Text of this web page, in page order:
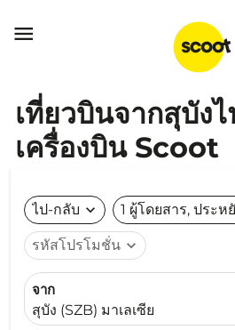

เที่ยวบินจากสุบัง
เครื่องบิน Scoot
ไป-กลับ expand_more 1 ผู้โดยสาร, ประห
รหัสโปรโมชั่น expand_more
จาก
สุบัง (SZB) มาเลเซีย